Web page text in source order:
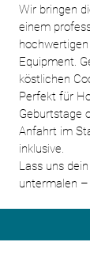
Wir bringen
einem
Equipment.
köstlichen
Perfekt für
Geburtstage
Anfahrt im
inklusive.
Lass uns
untermalen